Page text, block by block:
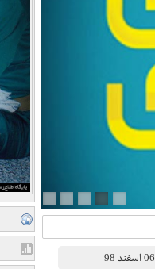
06 اسفند 98